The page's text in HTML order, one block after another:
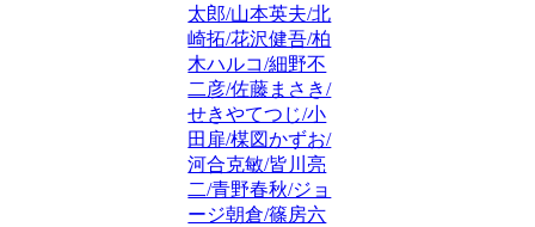
太郎/山本英夫/北
崎拓/花沢健吾/柏
木ハルコ/細野不
二彦/佐藤まさき/
せきやてつじ/小
田扉/楳図かずお/
河合克敏/皆川亮
二/青野春秋/ジョ
ージ朝倉/篠房六